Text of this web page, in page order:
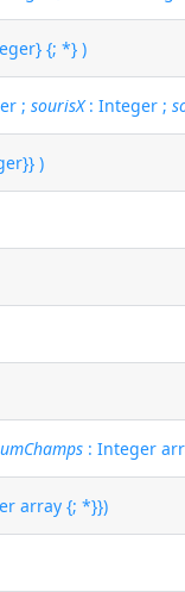
{; *} )
;sourisX: Integer ;
)
: Integer
array {; *}})